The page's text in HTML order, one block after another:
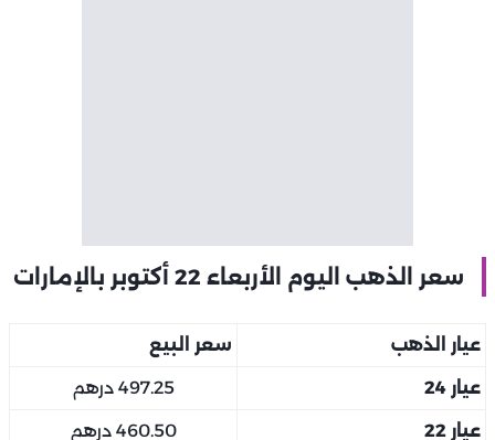
سعر الذهب اليوم الأربعاء 22 أكتوبر بالإمارات
عيار الذهب سعر البيع
عيار 24 497.25 درهم
عيار 22 460.50 درهم